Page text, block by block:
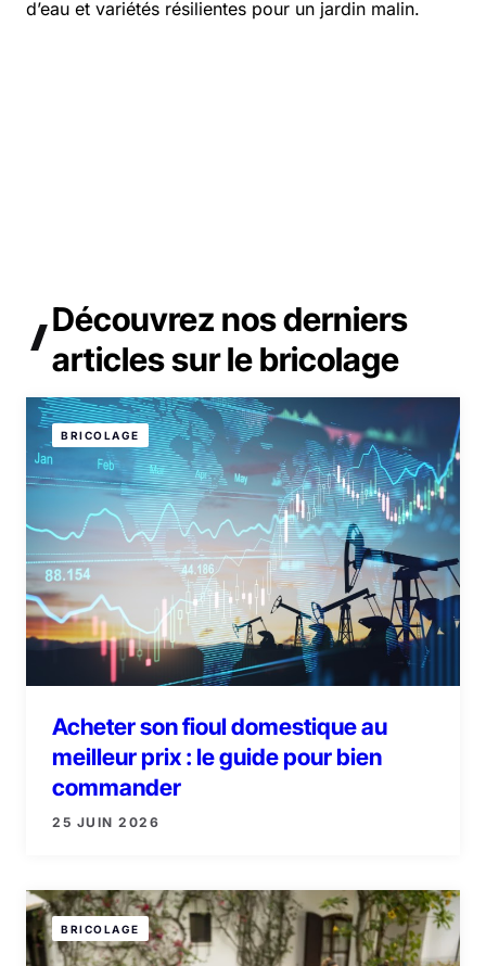
d’eau et variétés résilientes pour un jardin malin.
Découvrez nos derniers
articlessur le bricolage
BRICOLAGE
Acheter son fioul domestique au
meilleur prix : le guide pour bien
commander
25 JUIN 2026
BRICOLAGE